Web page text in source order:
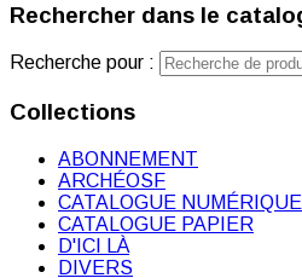
Rechercher dans le
Recherche pour :
Collections
ABONNEMENT
ARCHÉOSF
CATALOGUE NUMÉRIQUE
CATALOGUE PAPIER
D'ICI LÀ
DIVERS